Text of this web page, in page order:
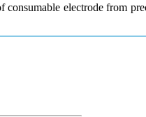
electrode from